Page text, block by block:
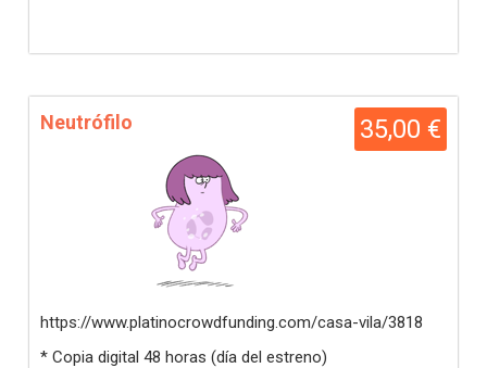
35,00 €
Neutrófilo
https://www.platinocrowdfunding.com/casa-vila/3818
* Copia digital 48 horas (día del estreno)